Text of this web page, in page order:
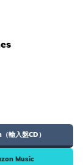
輸入盤CD）
Music